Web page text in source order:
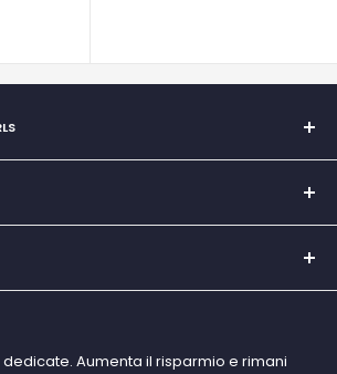
Chiera di Vasco
di Puntaldia 07052
Aumenta il risparmio e rimani